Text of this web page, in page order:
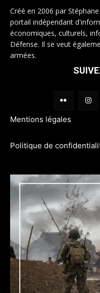
Créé en 2006 par
portail indépendant
économiques, culturels,
Défense. Il se veut
armées.
Mentions légales
Politique de